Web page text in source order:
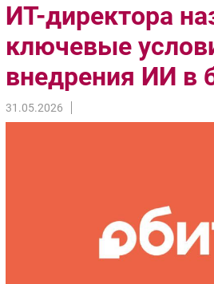
Импорто­замещение
Автоматизация
Интернет
Мобильная связь
Фиксированная связь
Оборудование
ИТ-директора
ключевые
внедрения ИИ в
31.05.2026